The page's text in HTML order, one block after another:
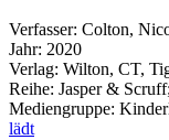
Verfasser: Colton,
Jahr: 2020
Verlag: Wilton, CT,
Reihe: Jasper &
Mediengruppe:
lädt